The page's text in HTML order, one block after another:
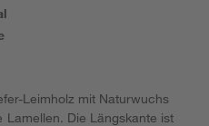
Leimholz mit Naturwuchs
Die Längskante ist